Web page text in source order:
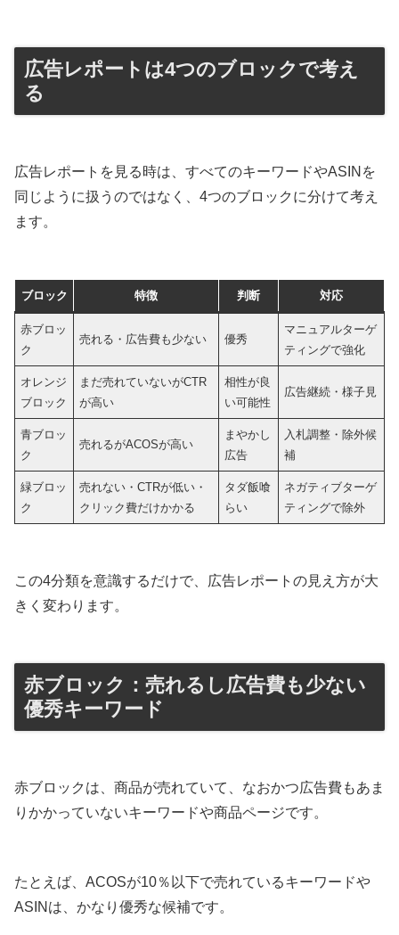
広告レポートは4つのブロックで考え
る
広告レポートを見る時は、すべてのキーワードやASINを
同じように扱うのではなく、4つのブロックに分けて考え
ます。
ブロック 特徴 判断 対応
赤ブロッ
ク
売れる・広告費も少ない 優秀
マニュアルターゲ
ティングで強化
オレンジ
ブロック
まだ売れていないがCTR
が高い
相性が良
い可能性
広告継続・様子見
青ブロッ
ク
売れるがACOSが高い
まやかし
広告
入札調整・除外候
補
緑ブロッ
ク
売れない・CTRが低い・
クリック費だけかかる
タダ飯喰
らい
ネガティブターゲ
ティングで除外
この4分類を意識するだけで、広告レポートの見え方が大
きく変わります。
赤ブロック：売れるし広告費も少ない
優秀キーワード
赤ブロックは、商品が売れていて、なおかつ広告費もあま
りかかっていないキーワードや商品ページです。
たとえば、ACOSが10％以下で売れているキーワードや
ASINは、かなり優秀な候補です。